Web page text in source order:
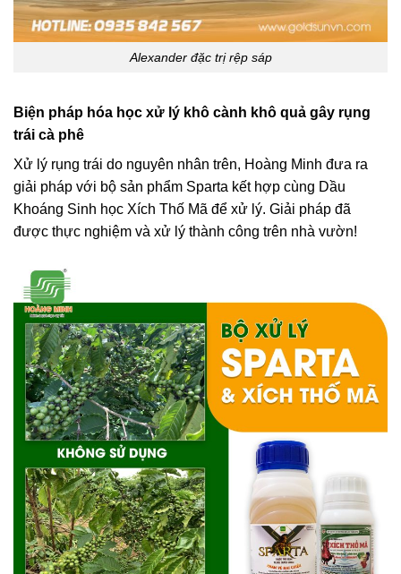
Alexander đặc trị rệp sáp
Biện pháp hóa học xử lý khô cành khô quả gây rụng
trái cà phê
Xử lý rụng trái do nguyên nhân trên, Hoàng Minh đưa ra
giải pháp với bộ sản phẩm Sparta kết hợp cùng Dầu
Khoáng Sinh học Xích Thố Mã để xử lý. Giải pháp đã
được thực nghiệm và xử lý thành công trên nhà vườn!